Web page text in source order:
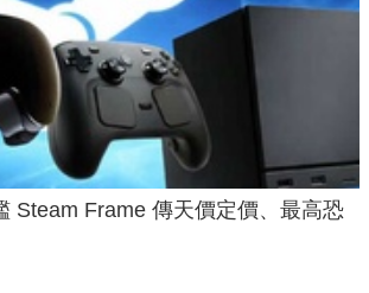
Steam Frame 傳天價定價、最高恐